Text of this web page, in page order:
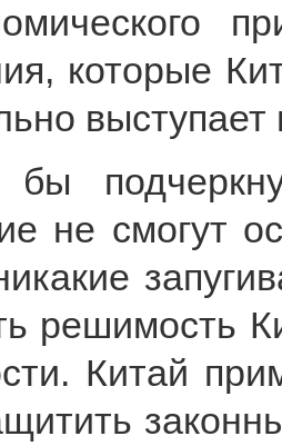
которые
выступает
не смогут
решимость
Китай